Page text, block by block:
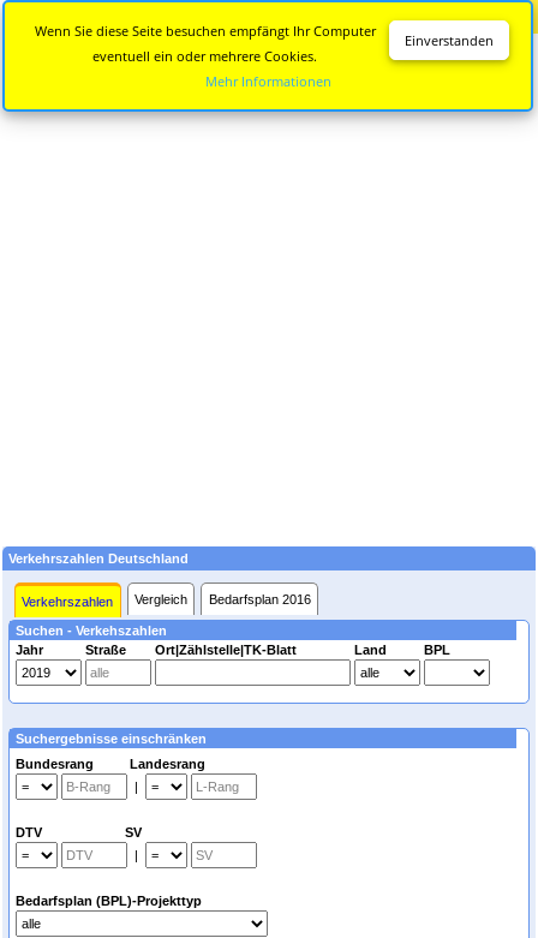
Verkehrszahlen Deutschland
Verkehrszahlen Vergleich Bedarfsplan 2016
Suchen - Verkehszahlen
Jahr
Straße Ort|Zählstelle|TK-Blatt Land BPL
Suchergebnisse einschränken
Bundesrang Landesrang
|
DTV SV
|
Bedarfsplan (BPL)-Projekttyp
Einverstanden
Wenn Sie diese Seite besuchen empfängt Ihr Computer
eventuell ein oder mehrere Cookies.
Mehr Informationen